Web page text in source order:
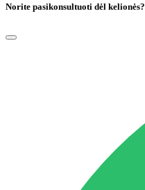
Norite pasikonsultuoti dėl kelionės?